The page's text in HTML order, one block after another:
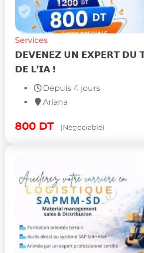
Services
𝗗𝗘𝗩𝗘𝗡𝗘𝗭 𝗨𝗡 𝗘𝗫𝗣𝗘𝗥𝗧 𝗗𝗨
𝗗𝗘 𝗟’𝗜𝗔 !
Depuis 4 jours
Ariana
800 DT (Négociable)